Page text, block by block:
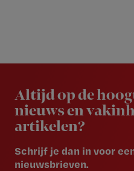
Altijd op de
nieuws en
artikelen?
Schrijf je dan in voor
nieuwsbrieven.